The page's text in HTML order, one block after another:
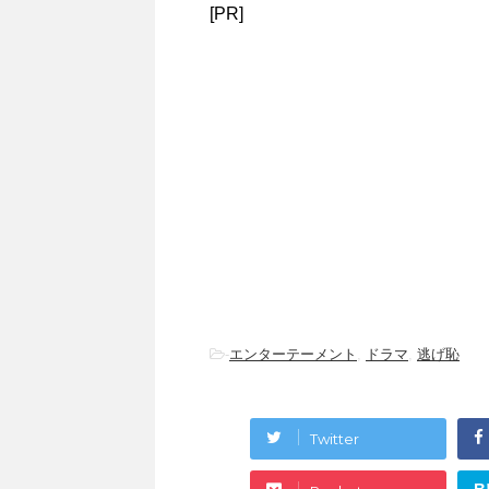
[PR]
-エンターテーメント , ドラマ, 逃げ恥
Twitter